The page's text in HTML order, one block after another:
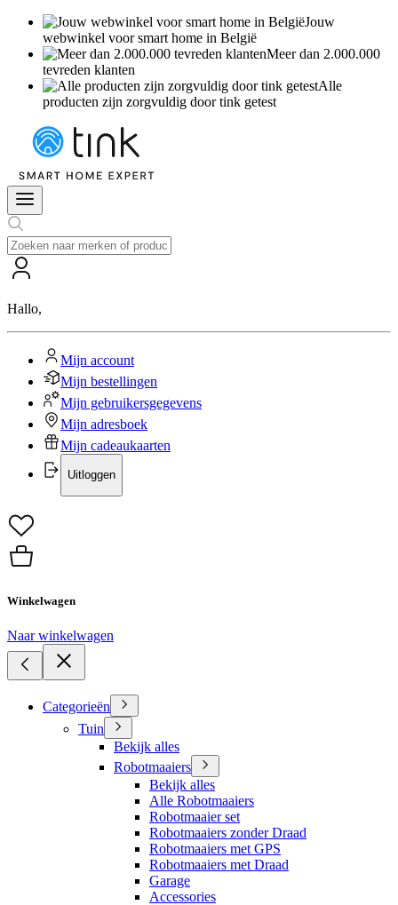
Jouw
webwinkel voor smart home in België
Meer dan 2.000.000
tevreden klanten
Alle
producten zijn zorgvuldig door tink getest
Hallo,
Mijn account
Mijn bestellingen
Mijn gebruikersgegevens
Mijn adresboek
Mijn cadeaukaarten
Uitloggen
Winkelwagen
Naar winkelwagen
Categorieën
Tuin
Bekijk alles
Robotmaaiers
Bekijk alles
Alle Robotmaaiers
Robotmaaier set
Robotmaaiers zonder Draad
Robotmaaiers met GPS
Robotmaaiers met Draad
Garage
Accessories